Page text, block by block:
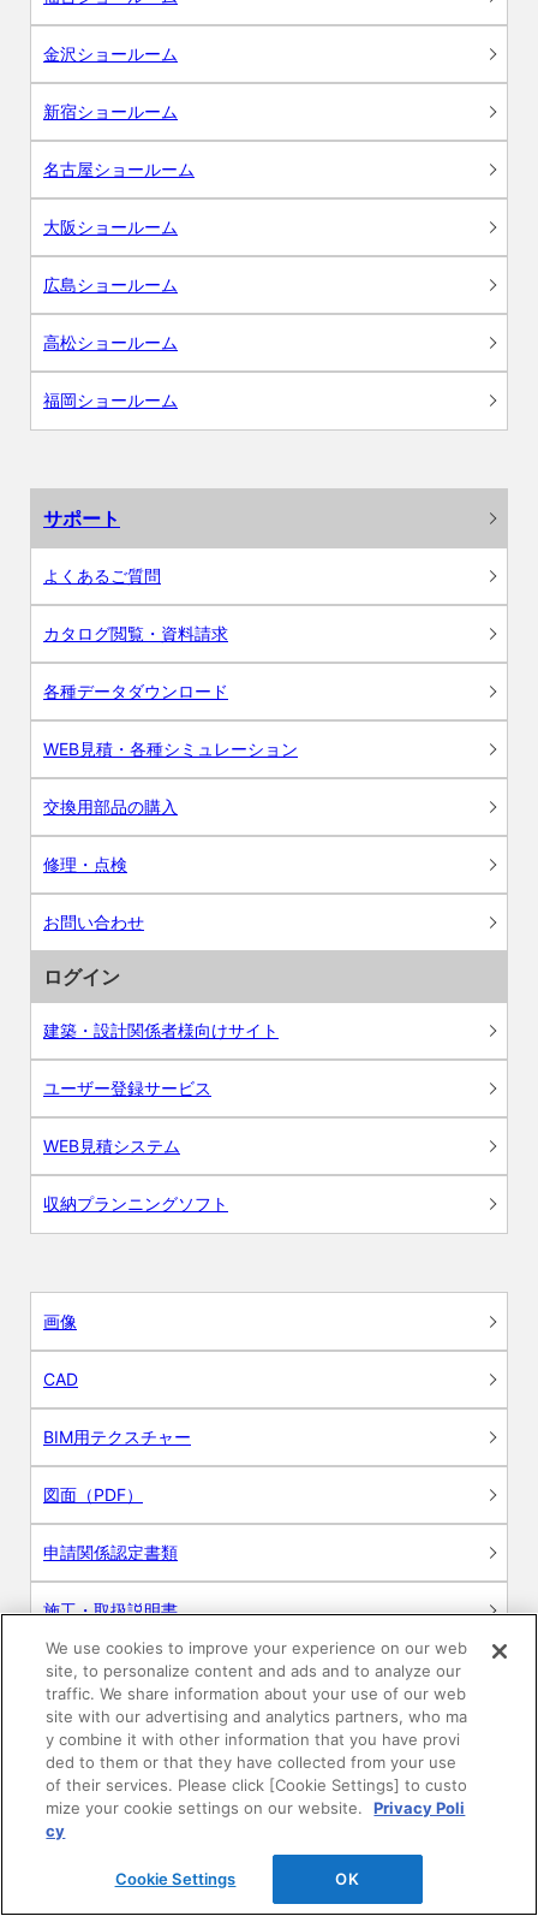
金沢ショールーム
新宿ショールーム
名古屋ショールーム
大阪ショールーム
広島ショールーム
高松ショールーム
福岡ショールーム
サポート
よくあるご質問
カタログ閲覧・資料請求
各種データダウンロード
WEB見積・各種シミュレーション
交換用部品の購入
修理・点検
お問い合わせ
ログイン
建築・設計関係者様向けサイト
ユーザー登録サービス
WEB見積システム
収納プランニングソフト
画像
CAD
BIM用テクスチャー
図面（PDF）
申請関係認定書類
施工・取扱説明書
動画
シミュレーションツール
24時間換気システム〈エアスマート〉
簡易設計見積ソフト
R&Dセンター環境測定・分析サービス
We use cookies to improve your experience on our web
site, to personalize content and ads and to analyze our
traffic. We share information about your use of our web
site with our advertising and analytics partners, who ma
y combine it with other information that you have provi
ded to them or that they have collected from your use
of their services. Please click [Cookie Settings] to custo
mize your cookie settings on our website.
Privacy Poli
cy
Cookie Settings OK